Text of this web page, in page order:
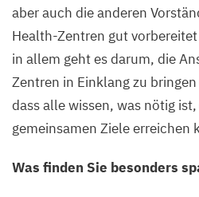
aber auch die anderen
Health-Zentren gut
in allem geht es darum, die
Zentren in Einklang zu
dass alle wissen, was nötig
gemeinsamen Ziele erreichen
Was finden Sie besonders